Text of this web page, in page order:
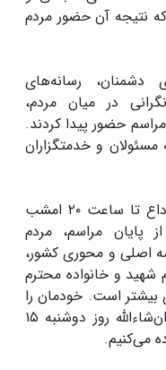
نتیجه آن حضور مردم
رسانه‌های
در میان مردم،
حضور پیدا کردند.
و خدمتگزاران
استاندار تهران با بیان اینکه آیین وداع تا ساعت ۲۰ امشب
مراسم، مردم
اصلی و محوری کشور،
شهید و خانواده محترم
بیشتر است. خودمان را
برای میزبانی از حماسه جدیدی که ان‌شاءالله روز دوشنبه ۱۵
می‌کنیم.